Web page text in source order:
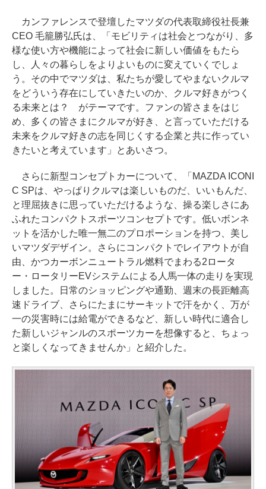
カンファレンスで登壇したマツダの代表取締役社長兼
CEO 毛籠勝弘氏は、「モビリティは社会とつながり、多
様な使い方や機能によって社会に新しい価値をもたら
し、人々の暮らしをよりよいものに変えていくでしょ
う。その中でマツダは、私たちが愛してやまないクルマ
をどういう存在にしていきたいのか、クルマ好きがつく
る未来とは？ がテーマです。ファンの皆さまをはじ
め、多くの皆さまにクルマが好き、と言っていただける
未来をクルマ好きの志を同じくする企業と共に作ってい
きたいと考えています」とあいさつ。
さらに新型コンセプトカーについて、「MAZDA ICONI
C SPは、やっぱりクルマは楽しいものだ、いいもんだ、
と理屈抜きに思っていただけるような、操る楽しさにあ
ふれたコンパクトスポーツコンセプトです。低いボンネ
ットを活かした唯一無二のプロポーションを持つ、美し
いマツダデザイン。さらにコンパクトでレイアウトが自
由、かつカーボンニュートラル燃料でまわる2ロータ
ー・ロータリーEVシステムによる人馬一体の走りを実現
しました。日常のショッピングや通勤、週末の長距離高
速ドライブ、さらにたまにサーキットで汗をかく、万が
一の災害時には給電ができるなど、新しい時代に適合し
た新しいジャンルのスポーツカーを想像すると、ちょっ
と楽しくなってきませんか」と紹介した。